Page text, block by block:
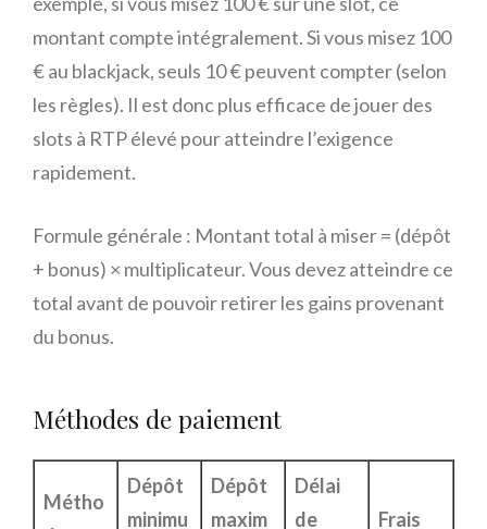
montant compte intégralement. Si vous misez 100
€ au blackjack, seuls 10 € peuvent compter (selon
les règles). Il est donc plus efficace de jouer des
slots à RTP élevé pour atteindre l’exigence
rapidement.
Formule générale : Montant total à miser = (dépôt
+ bonus) × multiplicateur. Vous devez atteindre ce
total avant de pouvoir retirer les gains provenant
du bonus.
Méthodes de paiement
Métho
Dépôt
minimu
Dépôt
maxim
Délai
de
Frais